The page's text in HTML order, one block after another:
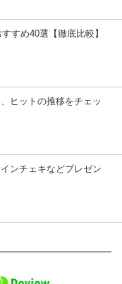
すめ40選【徹底比較】
ヒットの推移をチェッ
ンチェキなどプレゼン